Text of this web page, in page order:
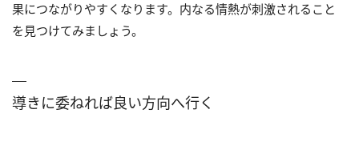
果につながりやすくなります。内なる情熱が刺激されること
を見つけてみましょう。
導きに委ねれば良い方向へ行く